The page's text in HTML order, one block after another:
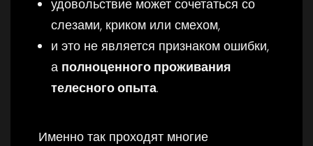
удовольствие может сочетаться со
слезами, криком или смехом,
и это не является признаком ошибки,
а полноценного проживания
телесного опыта.
Именно так проходят многие